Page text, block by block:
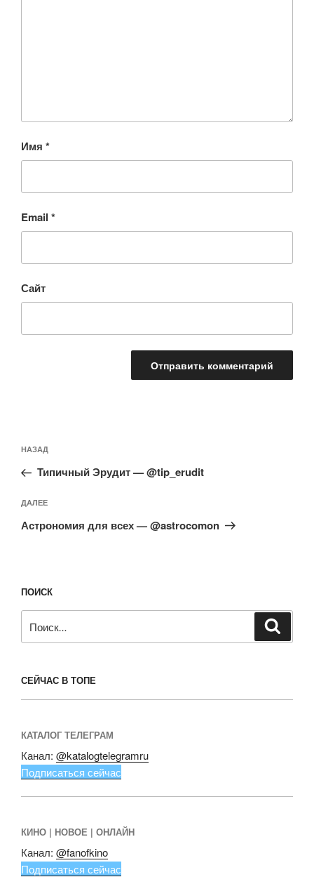
Имя *
Email *
Сайт
по
записям
Предыдущая
запись:
НАЗАД
Типичный Эрудит — @tip_erudit
Следующая
запись
ДАЛЕЕ
Астрономия для всех — @astrocomon
ПОИСК
СЕЙЧАС В ТОПЕ
КАТАЛОГ ТЕЛЕГРАМ
Канал: @katalogtelegramru
Подписаться сейчас
КИНО | НОВОЕ | ОНЛАЙН
Канал: @fanofkino
Подписаться сейчас